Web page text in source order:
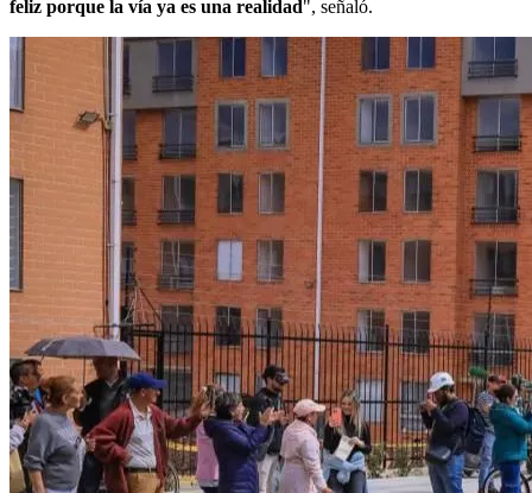
feliz porque la vía ya es una realidad", señaló.